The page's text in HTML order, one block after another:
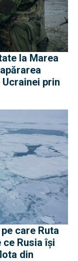
la Marea
prin
care Ruta
Rusia își
din